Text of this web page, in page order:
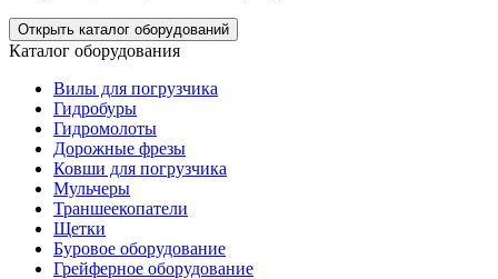
Открыть каталог оборудований
Каталог оборудования
Вилы для погрузчика
Гидробуры
Гидромолоты
Дорожные фрезы
Ковши для погрузчика
Мульчеры
Траншеекопатели
Щетки
Буровое оборудование
Грейферное оборудование